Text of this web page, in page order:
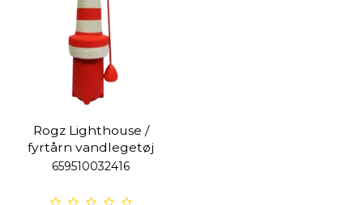
Rogz Lighthouse /
fyrtårn vandlegetøj
659510032416